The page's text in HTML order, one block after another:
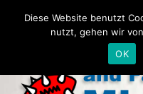
Diese Website benutzt
nutzt, gehen wir
OK